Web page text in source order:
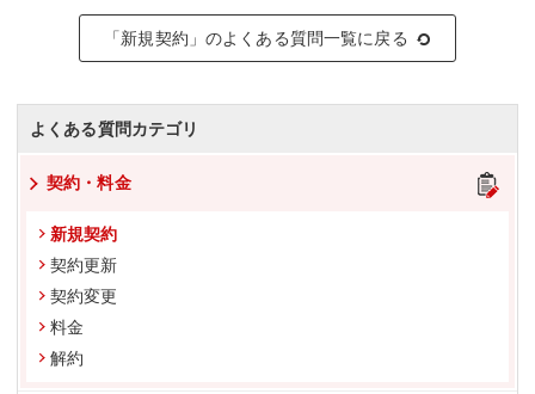
「新規契約」のよくある質問一覧に戻る
よくある質問カテゴリ
契約・料金
新規契約
契約更新
契約変更
料金
解約